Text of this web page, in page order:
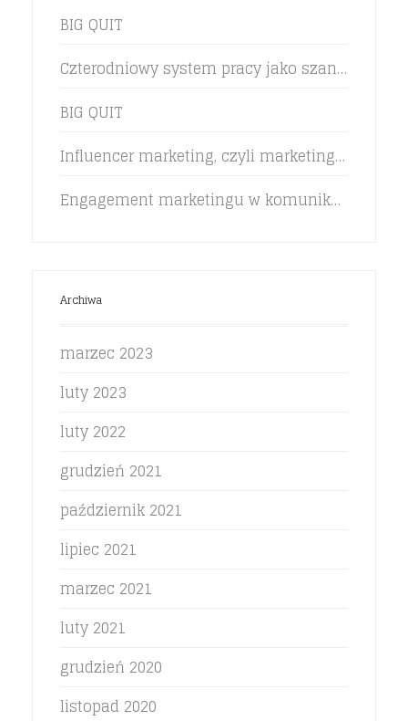
BIG QUIT
Czterodniowy system pracy jako szansa na zwiększenie efektywności pracowników
BIG QUIT
Influencer marketing, czyli marketing rekomendacji w życiu marki
Engagement marketingu w komunikacji z klientem pokolenia Z
Archiwa
marzec 2023
luty 2023
luty 2022
grudzień 2021
październik 2021
lipiec 2021
marzec 2021
luty 2021
grudzień 2020
listopad 2020